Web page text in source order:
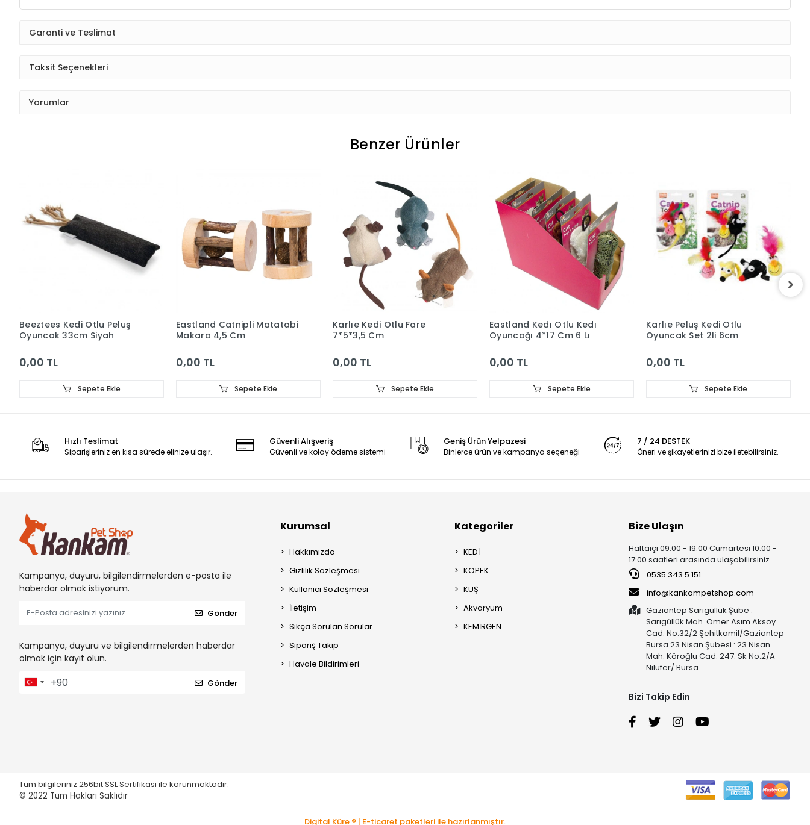
Garanti ve Teslimat
Taksit Seçenekleri
Yorumlar
Benzer Ürünler
Beeztees Kedi Otlu Peluş
Oyuncak 33cm Siyah
0,00 TL
Sepete Ekle
Eastland Catnipli Matatabi
Makara 4,5 Cm
0,00 TL
Sepete Ekle
Karlıe Kedi Otlu Fare
7*5*3,5 Cm
0,00 TL
Sepete Ekle
Eastland Kedı Otlu Kedı
Oyuncağı 4*17 Cm 6 Lı
0,00 TL
Sepete Ekle
Karlıe Peluş Kedi Otlu
Oyuncak Set 2li 6cm
0,00 TL
Sepete Ekle
Hızlı Teslimat
Siparişleriniz en kısa sürede elinize ulaşır.
Güvenli Alışveriş
Güvenli ve kolay ödeme sistemi
Geniş Ürün Yelpazesi
Binlerce ürün ve kampanya seçeneği
7 / 24 DESTEK
Öneri ve şikayetlerinizi bize iletebilirsiniz.
Kampanya, duyuru, bilgilendirmelerden e-posta ile
haberdar olmak istiyorum.
Gönder
Kampanya, duyuru ve bilgilendirmelerden haberdar
olmak için kayıt olun.
Gönder
Kurumsal
Hakkımızda
Gizlilik Sözleşmesi
Kullanıcı Sözleşmesi
İletişim
Sıkça Sorulan Sorular
Sipariş Takip
Havale Bildirimleri
Kategoriler
KEDİ
KÖPEK
KUŞ
Akvaryum
KEMİRGEN
Bize Ulaşın
Haftaiçi 09:00 - 19:00 Cumartesi 10:00 -
17:00 saatleri arasında ulaşabilirsiniz.
0535 343 5 151
info@kankampetshop.com
Gaziantep Sarıgüllük Şube :
Sarıgüllük Mah. Ömer Asım Aksoy
Cad. No:32/2 Şehitkamil/Gaziantep
Bursa 23 Nisan Şubesi : 23 Nisan
Mah. Köroğlu Cad. 247. Sk No:2/A
Nilüfer/ Bursa
Bizi Takip Edin
Tüm bilgileriniz 256bit SSL Sertifikası ile korunmaktadır.
© 2022 Tüm Hakları Saklıdır
Digital Küre ® | E-ticaret paketleri ile hazırlanmıştır.